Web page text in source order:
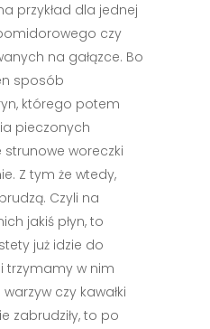
przykład dla jednej
czy
na gałązce. Bo
sposób
którego potem
pieczonych
strunowe woreczki
Z tym że wtedy,
Czyli na
jakiś płyn, to
już idzie do
trzymamy w nim
czy kawałki
zabrudziły, to po